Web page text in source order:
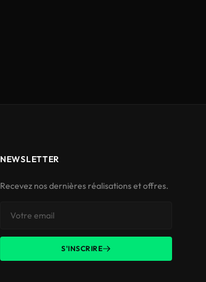
NEWSLETTER
Recevez nos dernières réalisations et offres.
S'INSCRIRE